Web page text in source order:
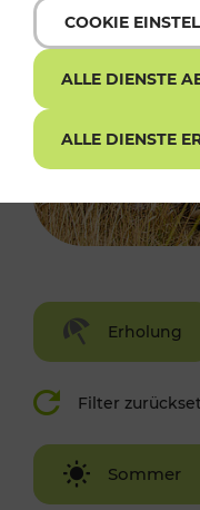
Erholung
Filter
Sommer
Winter
COOKIE
ALLE DIENSTE
ALLE DIENSTE